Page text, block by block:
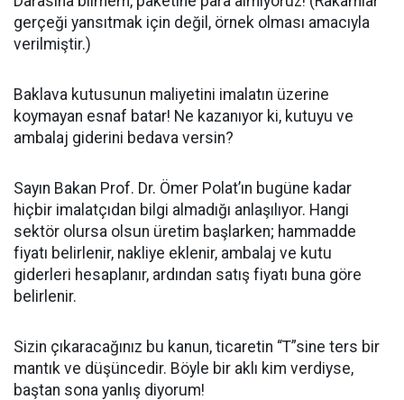
gerçeği yansıtmak için değil, örnek olması amacıyla
verilmiştir.)
Baklava kutusunun maliyetini imalatın üzerine
koymayan esnaf batar! Ne kazanıyor ki, kutuyu ve
ambalaj giderini bedava versin?
Sayın Bakan Prof. Dr. Ömer Polat’ın bugüne kadar
hiçbir imalatçıdan bilgi almadığı anlaşılıyor. Hangi
sektör olursa olsun üretim başlarken; hammadde
fiyatı belirlenir, nakliye eklenir, ambalaj ve kutu
giderleri hesaplanır, ardından satış fiyatı buna göre
belirlenir.
Sizin çıkaracağınız bu kanun, ticaretin “T”sine ters bir
mantık ve düşüncedir. Böyle bir aklı kim verdiyse,
baştan sona yanlış diyorum!